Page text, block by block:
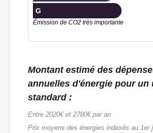
G
Émission de CO2 très importante
Montant estimé des
annuelles d'énergie pour un
standard :
Entre 2020€ et 2780€ par an
Prix moyens des énergies indexés au 1er